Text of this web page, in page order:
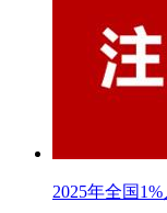
2025年全国